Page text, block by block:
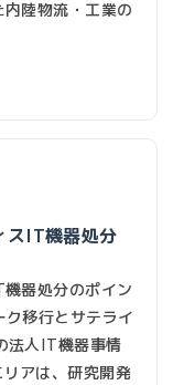
陸物流・工業の
スIT機器処分
器処分のポイン
移行とサテライ
法人IT機器事情
アは、研究開発